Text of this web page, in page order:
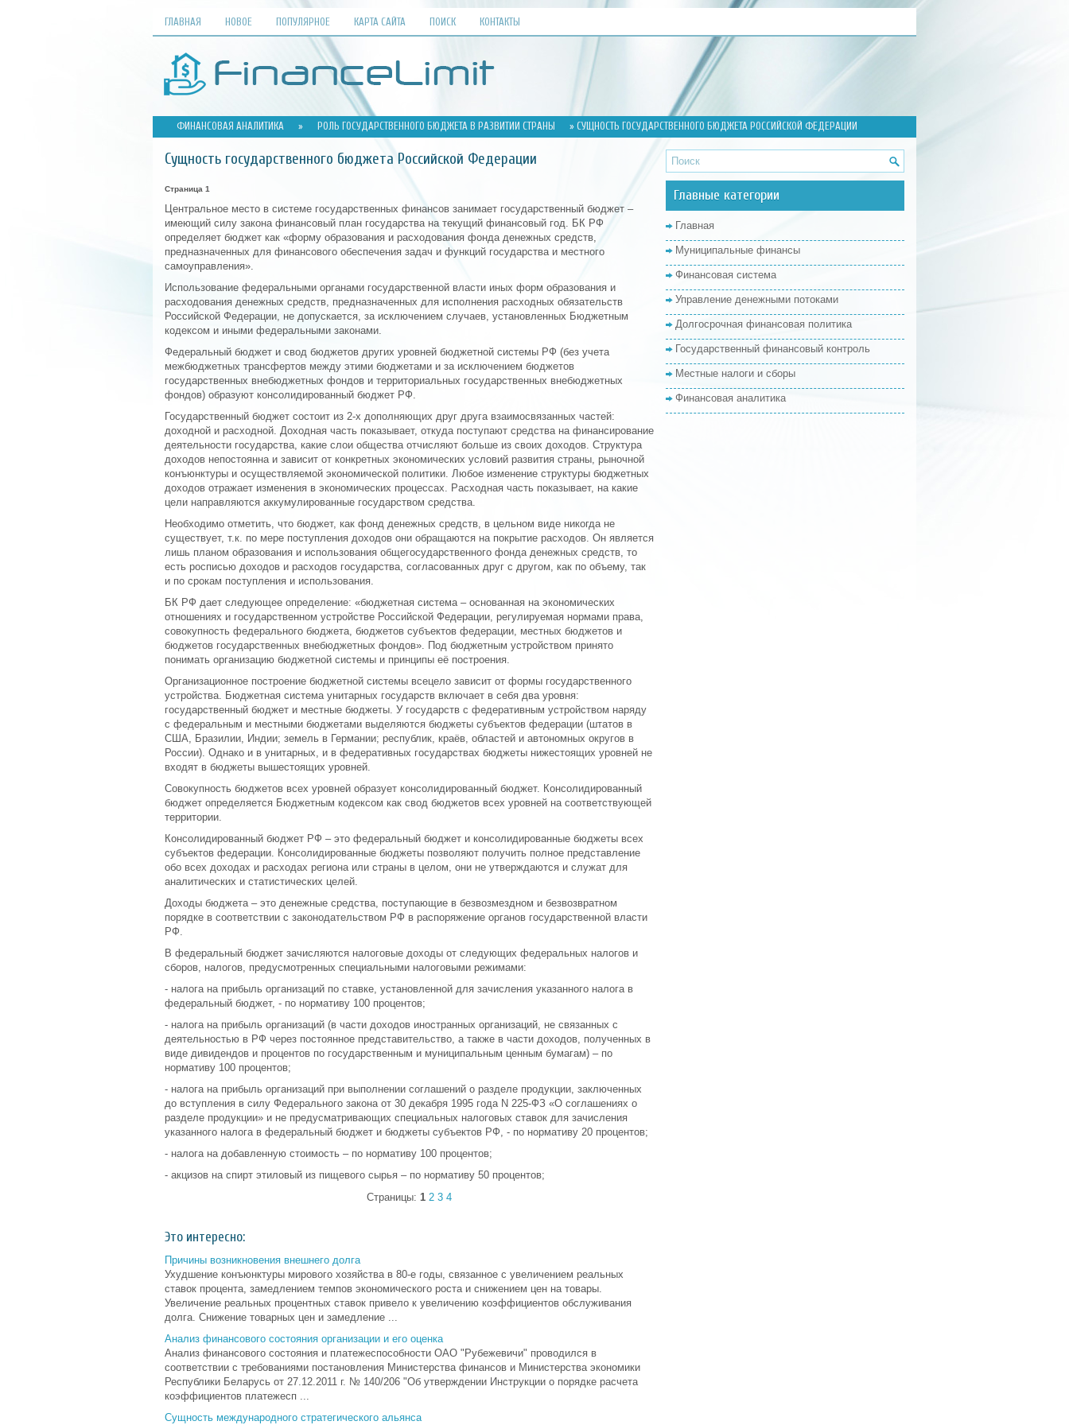
ГЛАВНАЯ НОВОЕ ПОПУЛЯРНОЕ КАРТА САЙТА ПОИСК КОНТАКТЫ
ФИНАНСОВАЯ АНАЛИТИКА » РОЛЬ ГОСУДАРСТВЕННОГО БЮДЖЕТА В РАЗВИТИИ СТРАНЫ » СУЩНОСТЬ ГОСУДАРСТВЕННОГО БЮДЖЕТА РОССИЙСКОЙ ФЕДЕРАЦИИ
Сущность государственного бюджета Российской Федерации
Страница 1
Центральное место в системе государственных финансов занимает государственный бюджет –
имеющий силу закона финансовый план государства на текущий финансовый год. БК РФ
определяет бюджет как «форму образования и расходования фонда денежных средств,
предназначенных для финансового обеспечения задач и функций государства и местного
самоуправления».
Использование федеральными органами государственной власти иных форм образования и
расходования денежных средств, предназначенных для исполнения расходных обязательств
Российской Федерации, не допускается, за исключением случаев, установленных Бюджетным
кодексом и иными федеральными законами.
Федеральный бюджет и свод бюджетов других уровней бюджетной системы РФ (без учета
межбюджетных трансфертов между этими бюджетами и за исключением бюджетов
государственных внебюджетных фондов и территориальных государственных внебюджетных
фондов) образуют консолидированный бюджет РФ.
Государственный бюджет состоит из 2-х дополняющих друг друга взаимосвязанных частей:
доходной и расходной. Доходная часть показывает, откуда поступают средства на финансирование
деятельности государства, какие слои общества отчисляют больше из своих доходов. Структура
доходов непостоянна и зависит от конкретных экономических условий развития страны, рыночной
конъюнктуры и осуществляемой экономической политики. Любое изменение структуры бюджетных
доходов отражает изменения в экономических процессах. Расходная часть показывает, на какие
цели направляются аккумулированные государством средства.
Необходимо отметить, что бюджет, как фонд денежных средств, в цельном виде никогда не
существует, т.к. по мере поступления доходов они обращаются на покрытие расходов. Он является
лишь планом образования и использования общегосударственного фонда денежных средств, то
есть росписью доходов и расходов государства, согласованных друг с другом, как по объему, так
и по срокам поступления и использования.
БК РФ дает следующее определение: «бюджетная система – основанная на экономических
отношениях и государственном устройстве Российской Федерации, регулируемая нормами права,
совокупность федерального бюджета, бюджетов субъектов федерации, местных бюджетов и
бюджетов государственных внебюджетных фондов». Под бюджетным устройством принято
понимать организацию бюджетной системы и принципы её построения.
Организационное построение бюджетной системы всецело зависит от формы государственного
устройства. Бюджетная система унитарных государств включает в себя два уровня:
государственный бюджет и местные бюджеты. У государств с федеративным устройством наряду
с федеральным и местными бюджетами выделяются бюджеты субъектов федерации (штатов в
США, Бразилии, Индии; земель в Германии; республик, краёв, областей и автономных округов в
России). Однако и в унитарных, и в федеративных государствах бюджеты нижестоящих уровней не
входят в бюджеты вышестоящих уровней.
Совокупность бюджетов всех уровней образует консолидированный бюджет. Консолидированный
бюджет определяется Бюджетным кодексом как свод бюджетов всех уровней на соответствующей
территории.
Консолидированный бюджет РФ – это федеральный бюджет и консолидированные бюджеты всех
субъектов федерации. Консолидированные бюджеты позволяют получить полное представление
обо всех доходах и расходах региона или страны в целом, они не утверждаются и служат для
аналитических и статистических целей.
Доходы бюджета – это денежные средства, поступающие в безвозмездном и безвозвратном
порядке в соответствии с законодательством РФ в распоряжение органов государственной власти
РФ.
В федеральный бюджет зачисляются налоговые доходы от следующих федеральных налогов и
сборов, налогов, предусмотренных специальными налоговыми режимами:
- налога на прибыль организаций по ставке, установленной для зачисления указанного налога в
федеральный бюджет, - по нормативу 100 процентов;
- налога на прибыль организаций (в части доходов иностранных организаций, не связанных с
деятельностью в РФ через постоянное представительство, а также в части доходов, полученных в
виде дивидендов и процентов по государственным и муниципальным ценным бумагам) – по
нормативу 100 процентов;
- налога на прибыль организаций при выполнении соглашений о разделе продукции, заключенных
до вступления в силу Федерального закона от 30 декабря 1995 года N 225-ФЗ «О соглашениях о
разделе продукции» и не предусматривающих специальных налоговых ставок для зачисления
указанного налога в федеральный бюджет и бюджеты субъектов РФ, - по нормативу 20 процентов;
- налога на добавленную стоимость – по нормативу 100 процентов;
- акцизов на спирт этиловый из пищевого сырья – по нормативу 50 процентов;
Страницы: 1 2 3 4
Это интересно:
Причины возникновения внешнего долга
Ухудшение конъюнктуры мирового хозяйства в 80-е годы, связанное с увеличением реальных
ставок процента, замед­лением темпов экономического роста и снижением цен на товары.
Увеличение реальных процентных ставок привело к увеличению коэффициентов обслуживания
долга. Снижение товарных цен и замедление ...
Анализ финансового состояния организации и его оценка
Анализ финансового состояния и платежеспособности ОАО "Рубежевичи" проводился в
соответствии с требованиями постановления Министерства финансов и Министерства экономики
Республики Беларусь от 27.12.2011 г. № 140/206 "Об утверждении Инструкции о порядке расчета
коэффициентов платежесп ...
Сущность международного стратегического альянса
Главные категории
Главная
Муниципальные финансы
Финансовая система
Управление денежными потоками
Долгосрочная финансовая политика
Государственный финансовый контроль
Местные налоги и сборы
Финансовая аналитика